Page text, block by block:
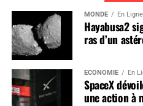
MONDE En
Hayabusa2
ras d’un
ÉCONOMIE En
SpaceX
une action à